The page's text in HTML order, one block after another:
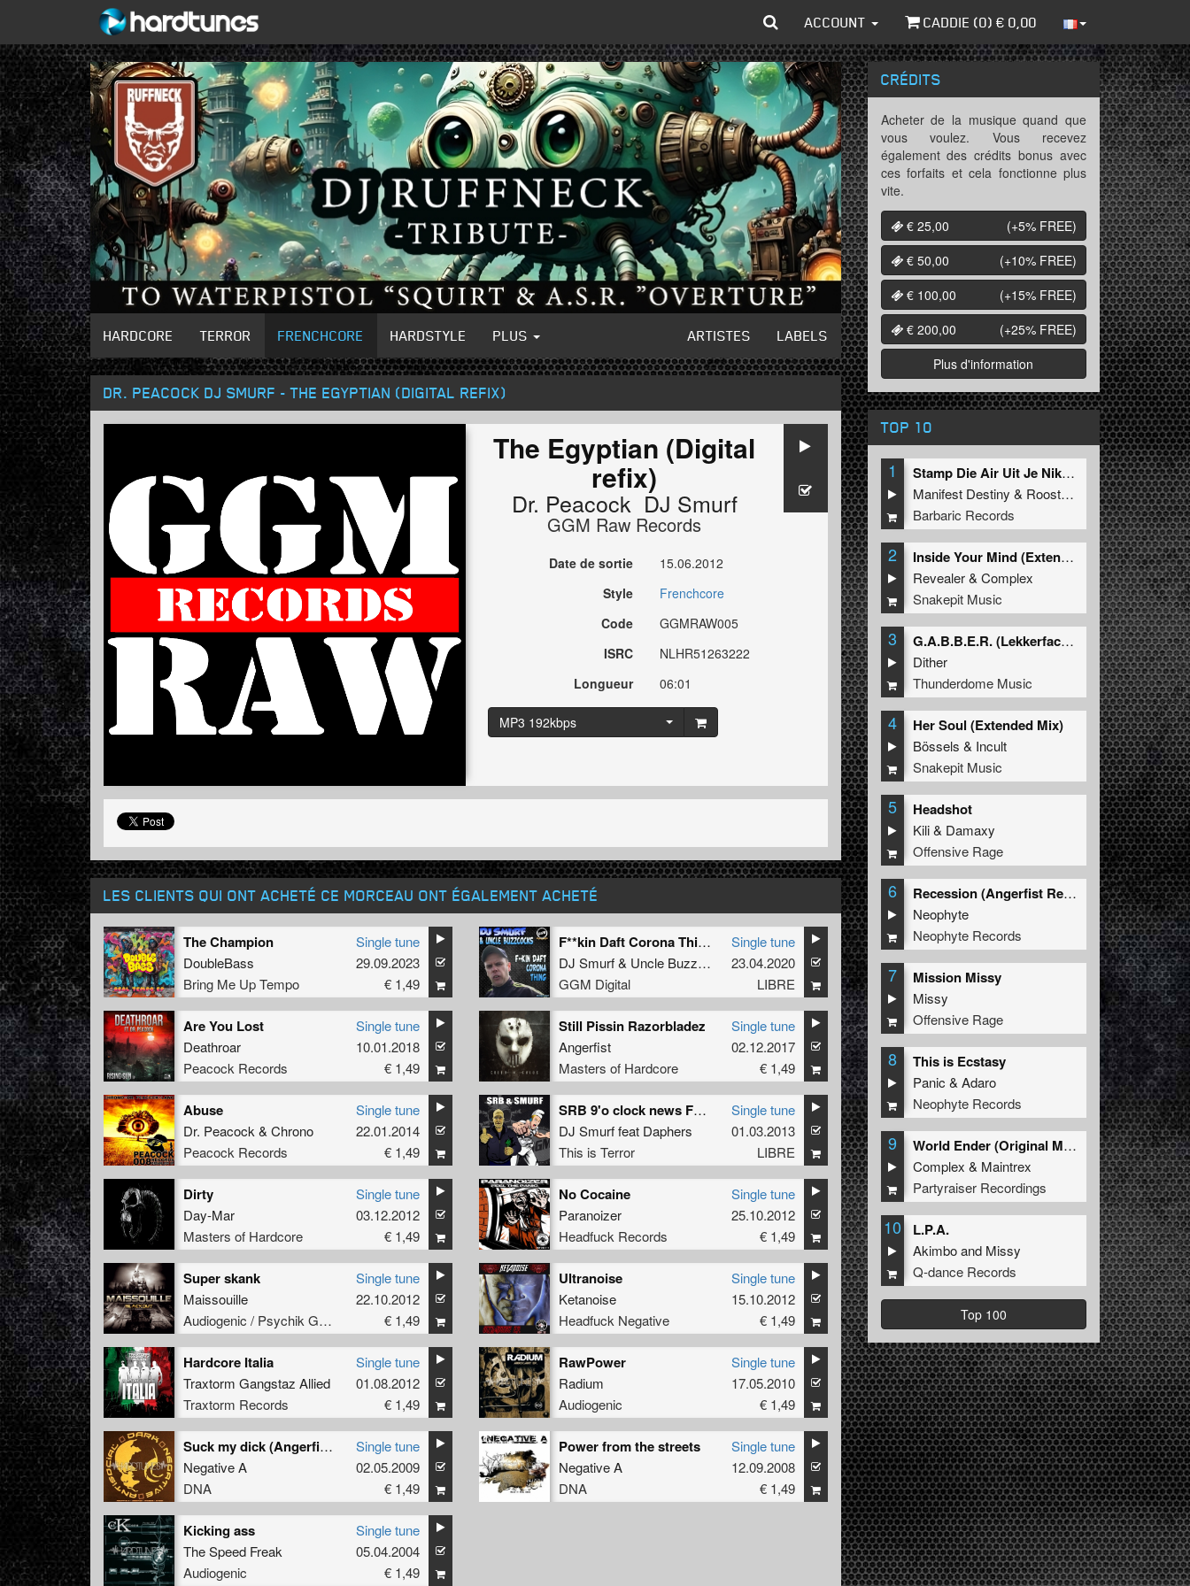
ACCOUNT CADDIE (0) € 0,00
HARDCORE TERROR FRENCHCORE HARDSTYLE PLUS ARTISTES LABELS
DR. PEACOCK DJ SMURF - THE EGYPTIAN (DIGITAL REFIX)
The Egyptian (Digital
refix)
Dr. Peacock DJ Smurf
GGM Raw Records
Date de sortie
15.06.2012
Style
Frenchcore
Code
GGMRAW005
ISRC
NLHR51263222
Longueur
06:01
MP3 192kbps
LES CLIENTS QUI ONT ACHETÉ CE MORCEAU ONT ÉGALEMENT ACHETÉ
The Champion
DoubleBass
Bring Me Up Tempo
Single tune
29.09.2023
€ 1,49
F**kin Daft Corona Thing
DJ Smurf& Uncle Buzzcocks
GGM Digital
Single tune
23.04.2020
LIBRE
Are You Lost
Deathroar
Peacock Records
Single tune
10.01.2018
€ 1,49
Still Pissin Razorbladez
Angerfist
Masters of Hardcore
Single tune
02.12.2017
€ 1,49
Abuse
Dr. Peacock & Chrono
Peacock Records
Single tune
22.01.2014
€ 1,49
SRB 9'o clock news FREE TRACK!!
DJ Smurffeat Daphers
This is Terror
Single tune
01.03.2013
LIBRE
Dirty
Day-Mar
Masters of Hardcore
Single tune
03.12.2012
€ 1,49
No Cocaine
Paranoizer
Headfuck Records
Single tune
25.10.2012
€ 1,49
Super skank
Maissouille
Audiogenic / Psychik Genocide
Single tune
22.10.2012
€ 1,49
Ultranoise
Ketanoise
Headfuck Negative
Single tune
15.10.2012
€ 1,49
Hardcore Italia
Traxtorm Gangstaz Allied
Traxtorm Records
Single tune
01.08.2012
€ 1,49
RawPower
Radium
Audiogenic
Single tune
17.05.2010
€ 1,49
Suck my dick (Angerfist remix)
Negative A
DNA
Single tune
02.05.2009
€ 1,49
Power from the streets
Negative A
DNA
Single tune
12.09.2008
€ 1,49
Kicking ass
The Speed Freak
Audiogenic
Single tune
05.04.2004
€ 1,49
CRÉDITS
Acheter de la musique quand que
vous voulez. Vous recevez
également des crédits bonus avec
ces forfaits et cela fonctionne plus
vite.
€ 25,00
(+5% FREE)
€ 50,00
(+10% FREE)
€ 100,00
(+15% FREE)
€ 200,00
(+25% FREE)
Plus d'information
TOP 10
1
Stamp Die Air Uit Je Nikeys (Extended Mix)
Manifest Destiny & Roosterz
Barbaric Records
2
Inside Your Mind (Extended Mix)
Revealer&Complex
Snakepit Music
3
G.A.B.B.E.R. (Lekkerfaces L.E.K.K.E.R. Remix)
Dither
Thunderdome Music
4 Her Soul (Extended Mix)
Bössels & Incult
Snakepit Music
5 Headshot
Kili& Damaxy
Offensive Rage
6
Recession (Angerfist Remix Extended)
Neophyte
Neophyte Records
7 Mission Missy
Missy
Offensive Rage
8 This is Ecstasy
Panic &Adaro
Neophyte Records
9
World Ender (Original Mix)
Complex & Maintrex
Partyraiser Recordings
10 L.P.A.
Akimboand Missy
Q-dance Records
Top 100